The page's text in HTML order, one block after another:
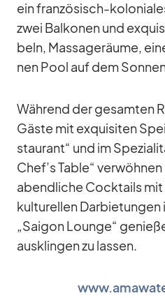
ein fran­zö­sisch-
zwei Bal­ko­nen und
beln, Mas­sa­ge­räume,
nen Pool auf dem
Wäh­rend der ge­sam­ten
Gäste mit ex­qui­si­ten
stau­rant“ und im
Chef’s Ta­ble“
abend­li­che Cock­tails
kul­tu­rel­len Dar­bie­tun­gen
„Sai­gon Lounge“
aus­klin­gen zu las­sen.